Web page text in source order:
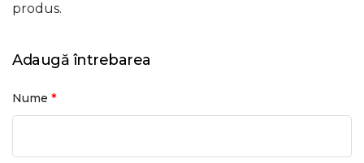
produs.
Adaugă întrebarea
Nume *